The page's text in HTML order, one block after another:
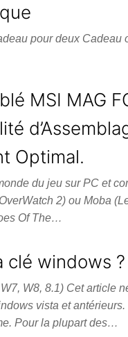
pour deux Cadeau
MSI MAG
Optimal.
du jeu sur PC et
2) ou Moba
Of The…
clé windows ?
W8, 8.1) Cet article
vista et
Pour la plupart des…